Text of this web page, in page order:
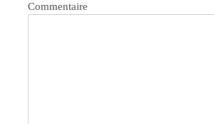
Commentaire